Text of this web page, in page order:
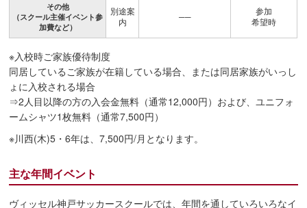
その他
（スクール主催イベント参
加費など）
別途案
内
──
参加
希望時
※入校時ご家族優待制度
同居しているご家族が在籍している場合、または同居家族がいっし
ょに入校される場合
⇒2人目以降の方の入会金無料（通常12,000円）および、ユニフォ
ームシャツ1枚無料（通常7,500円）
※川西(木)5・6年は、7,500円/月となります。
主な年間イベント
ヴィッセル神戸サッカースクールでは、年間を通していろいろなイ